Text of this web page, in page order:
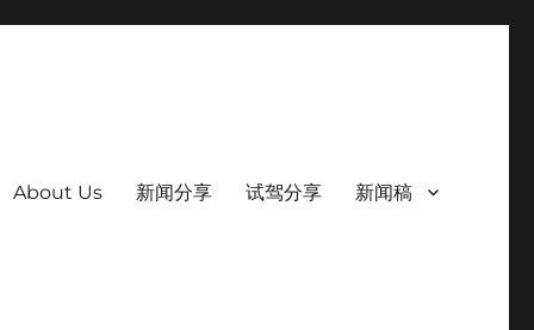
About Us 新闻分享 试驾分享 新闻稿